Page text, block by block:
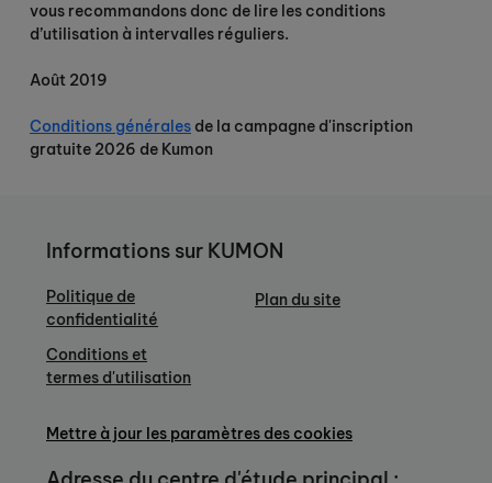
vous recommandons donc de lire les conditions
d’utilisation à intervalles réguliers.
Août 2019
Conditions générales de la campagne d'inscription
gratuite 2026 de Kumon
Informations sur KUMON
Politique de
confidentialité
Conditions et
termes d'utilisation
Plan du site
Mettre à jour les paramètres des cookies